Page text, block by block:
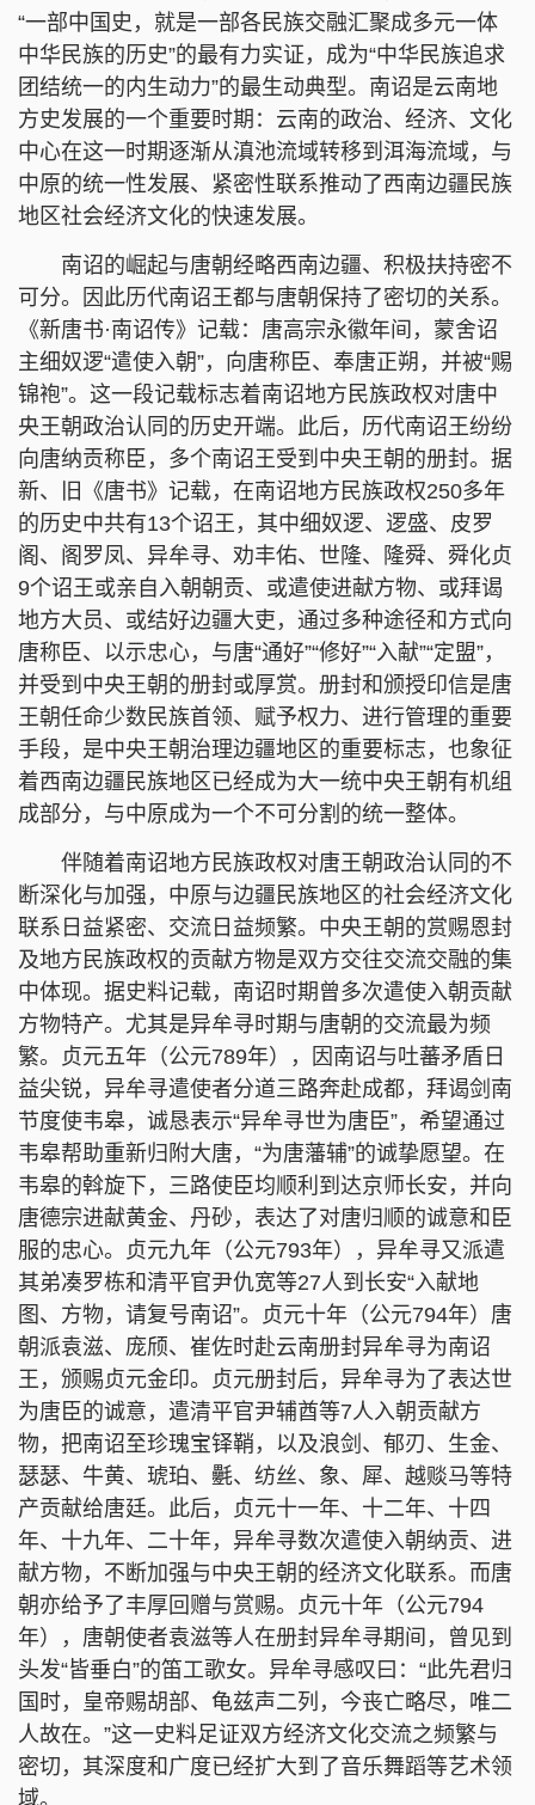
“一部中国史，就是一部各民族交融汇聚成多元一体
中华民族的历史”的最有力实证，成为“中华民族追求
团结统一的内生动力”的最生动典型。南诏是云南地
方史发展的一个重要时期：云南的政治、经济、文化
中心在这一时期逐渐从滇池流域转移到洱海流域，与
中原的统一性发展、紧密性联系推动了西南边疆民族
地区社会经济文化的快速发展。
南诏的崛起与唐朝经略西南边疆、积极扶持密不
可分。因此历代南诏王都与唐朝保持了密切的关系。
《新唐书·南诏传》记载：唐高宗永徽年间，蒙舍诏
主细奴逻“遣使入朝”，向唐称臣、奉唐正朔，并被“赐
锦袍”。这一段记载标志着南诏地方民族政权对唐中
央王朝政治认同的历史开端。此后，历代南诏王纷纷
向唐纳贡称臣，多个南诏王受到中央王朝的册封。据
新、旧《唐书》记载，在南诏地方民族政权250多年
的历史中共有13个诏王，其中细奴逻、逻盛、皮罗
阁、阁罗凤、异牟寻、劝丰佑、世隆、隆舜、舜化贞
9个诏王或亲自入朝朝贡、或遣使进献方物、或拜谒
地方大员、或结好边疆大吏，通过多种途径和方式向
唐称臣、以示忠心，与唐“通好”“修好”“入献”“定盟”，
并受到中央王朝的册封或厚赏。册封和颁授印信是唐
王朝任命少数民族首领、赋予权力、进行管理的重要
手段，是中央王朝治理边疆地区的重要标志，也象征
着西南边疆民族地区已经成为大一统中央王朝有机组
成部分，与中原成为一个不可分割的统一整体。
伴随着南诏地方民族政权对唐王朝政治认同的不
断深化与加强，中原与边疆民族地区的社会经济文化
联系日益紧密、交流日益频繁。中央王朝的赏赐恩封
及地方民族政权的贡献方物是双方交往交流交融的集
中体现。据史料记载，南诏时期曾多次遣使入朝贡献
方物特产。尤其是异牟寻时期与唐朝的交流最为频
繁。贞元五年（公元789年），因南诏与吐蕃矛盾日
益尖锐，异牟寻遣使者分道三路奔赴成都，拜谒剑南
节度使韦皋，诚恳表示“异牟寻世为唐臣”，希望通过
韦皋帮助重新归附大唐，“为唐藩辅”的诚挚愿望。在
韦皋的斡旋下，三路使臣均顺利到达京师长安，并向
唐德宗进献黄金、丹砂，表达了对唐归顺的诚意和臣
服的忠心。贞元九年（公元793年），异牟寻又派遣
其弟凑罗栋和清平官尹仇宽等27人到长安“入献地
图、方物，请复号南诏”。贞元十年（公元794年）唐
朝派袁滋、庞颀、崔佐时赴云南册封异牟寻为南诏
王，颁赐贞元金印。贞元册封后，异牟寻为了表达世
为唐臣的诚意，遣清平官尹辅酋等7人入朝贡献方
物，把南诏至珍瑰宝铎鞘，以及浪剑、郁刃、生金、
瑟瑟、牛黄、琥珀、氎、纺丝、象、犀、越赕马等特
产贡献给唐廷。此后，贞元十一年、十二年、十四
年、十九年、二十年，异牟寻数次遣使入朝纳贡、进
献方物，不断加强与中央王朝的经济文化联系。而唐
朝亦给予了丰厚回赠与赏赐。贞元十年（公元794
年），唐朝使者袁滋等人在册封异牟寻期间，曾见到
头发“皆垂白”的笛工歌女。异牟寻感叹曰：“此先君归
国时，皇帝赐胡部、龟兹声二列，今丧亡略尽，唯二
人故在。”这一史料足证双方经济文化交流之频繁与
密切，其深度和广度已经扩大到了音乐舞蹈等艺术领
域。